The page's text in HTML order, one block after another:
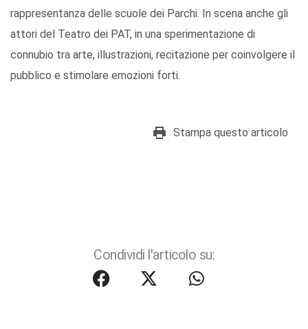
rappresentanza delle scuole dei Parchi. In scena anche gli
attori del Teatro dei PAT, in una sperimentazione di
connubio tra arte, illustrazioni, recitazione per coinvolgere il
pubblico e stimolare emozioni forti.
Stampa questo articolo
Condividi l'articolo su: